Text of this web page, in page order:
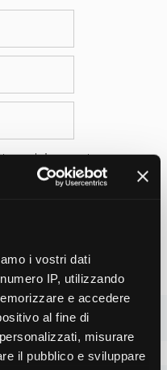
i vostri dati
IP, utilizzando
e accedere
al fine di
misurare
il pubblico e sviluppare
web in questo
che commento.